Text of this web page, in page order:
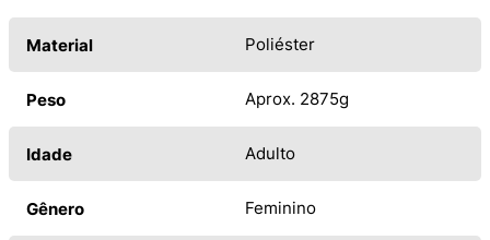
Material Poliéster
Peso Aprox. 2875g
Idade Adulto
Gênero Feminino